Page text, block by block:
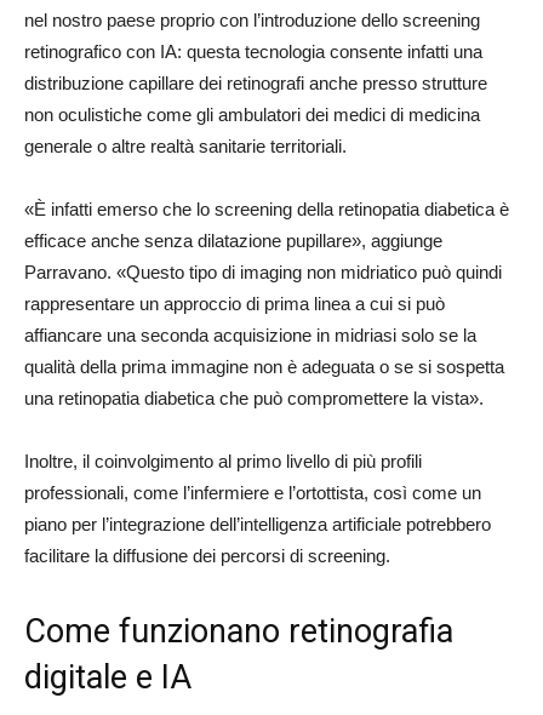
nel nostro paese proprio con l’introduzione dello screening
retinografico con IA: questa tecnologia consente infatti una
distribuzione capillare dei retinografi anche presso strutture
non oculistiche come gli ambulatori dei medici di medicina
generale o altre realtà sanitarie territoriali.
«È infatti emerso che lo screening della retinopatia diabetica è
efficace anche senza dilatazione pupillare», aggiunge
Parravano. «Questo tipo di imaging non midriatico può quindi
rappresentare un approccio di prima linea a cui si può
affiancare una seconda acquisizione in midriasi solo se la
qualità della prima immagine non è adeguata o se si sospetta
una retinopatia diabetica che può compromettere la vista».
Inoltre, il coinvolgimento al primo livello di più profili
professionali, come l’infermiere e l’ortottista, così come un
piano per l’integrazione dell’intelligenza artificiale potrebbero
facilitare la diffusione dei percorsi di screening.
Come funzionano retinografia
digitale e IA